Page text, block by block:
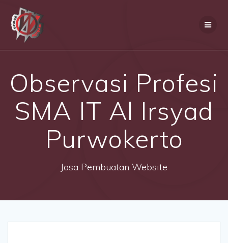
Observasi Profesi
SMA IT Al Irsyad
Purwokerto
Jasa Pembuatan Website